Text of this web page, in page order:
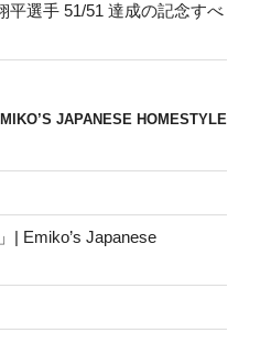
平選手 51/51 達成の記念すべ
JAPANESE HOMESTYLE
| Emiko’s Japanese